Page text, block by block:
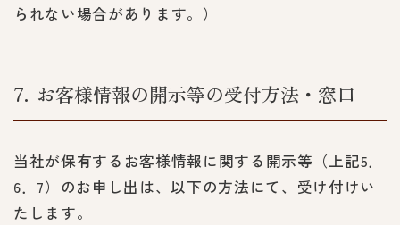
られない場合があります。）
7 お客様情報の開示等の受付方法・窓口
当社が保有するお客様情報に関する開示等（上記5．
6．7）のお申し出は、以下の方法にて、受け付けい
たします。